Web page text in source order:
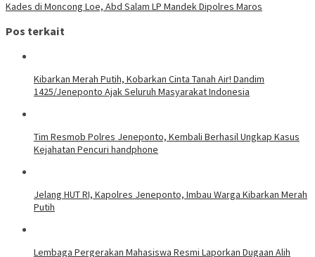
Kades di Moncong Loe, Abd Salam LP Mandek Dipolres Maros
Pos terkait
Kibarkan Merah Putih, Kobarkan Cinta Tanah Air! Dandim
1425/Jeneponto Ajak Seluruh Masyarakat Indonesia
Tim Resmob Polres Jeneponto, Kembali Berhasil Ungkap Kasus
Kejahatan Pencuri handphone
Jelang HUT RI, Kapolres Jeneponto, Imbau Warga Kibarkan Merah
Putih
Lembaga Pergerakan Mahasiswa Resmi Laporkan Dugaan Alih